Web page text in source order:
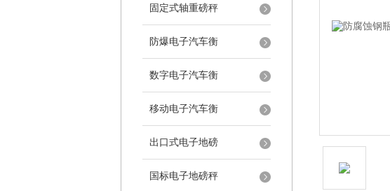
固定式轴重磅秤
防爆电子汽车衡
数字电子汽车衡
移动电子汽车衡
出口式电子地磅
国标电子地磅秤